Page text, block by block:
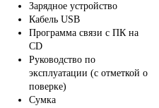
Зарядное устройство
Кабель USB
Программа связи с ПК на
CD
Руководство по
эксплуатации (с отметкой о
поверке)
Сумка